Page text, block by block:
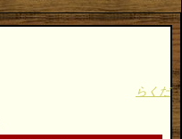
らくだ